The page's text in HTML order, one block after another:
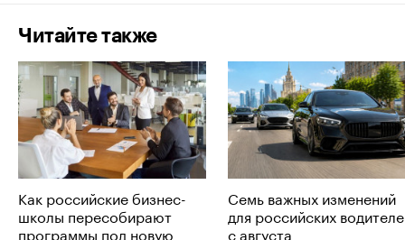
Читайте также
Как российские бизнес-
школы пересобирают
программы под новую
Семь важных изменений
для российских
с августа